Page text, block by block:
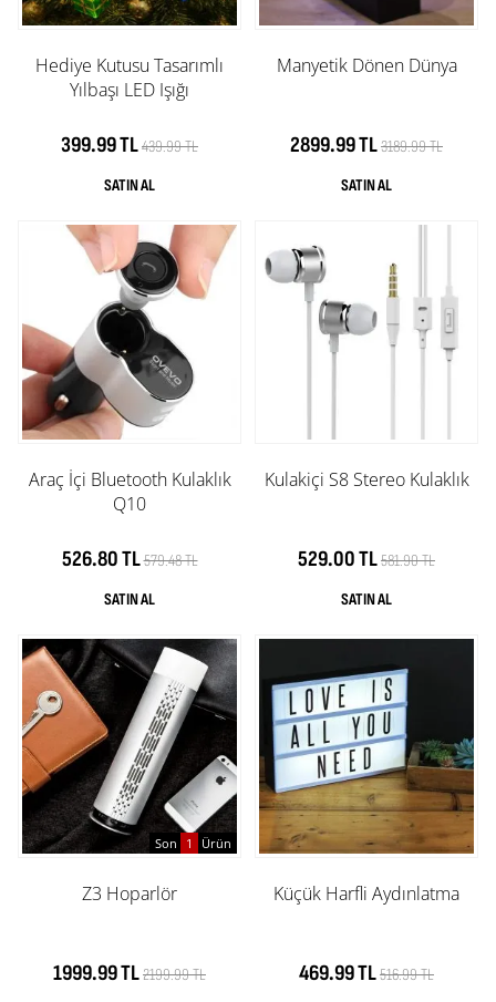
Hediye Kutusu Tasarımlı
Yılbaşı LED Işığı
399.99 TL439.99 TL
Manyetik Dönen Dünya
2899.99 TL3189.99 TL
Araç İçi Bluetooth Kulaklık
Q10
526.80 TL579.48 TL
Kulakiçi S8 Stereo Kulaklık
529.00 TL581.90 TL
Son 1 Ürün
Z3 Hoparlör
1999.99 TL2199.99 TL
Küçük Harfli Aydınlatma
469.99 TL516.99 TL